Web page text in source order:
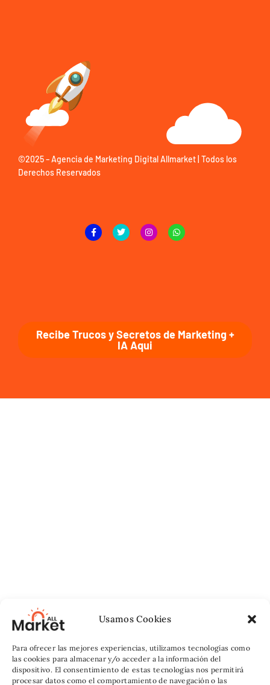
Usamos Cookies
Para ofrecer las mejores experiencias, utilizamos tecnologías como
las cookies para almacenar y/o acceder a la información del
dispositivo. El consentimiento de estas tecnologías nos permitirá
procesar datos como el comportamiento de navegación o las
©2025 –Agencia de Marketing Digital Allmarket | Todos los
Derechos Reservados
Recibe Trucos y Secretos de Marketing +
IA Aqui